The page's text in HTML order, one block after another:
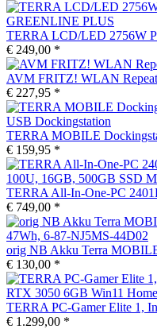
TERRA LCD/LED 2756W
€ 249,00 *
AVM FRITZ! WLAN
€ 227,95 *
TERRA MOBILE
€ 159,95 *
TERRA All-In-One-PC
€ 749,00 *
orig NB Akku Terra
€ 130,00 *
TERRA PC-Gamer Elite 1,
€ 1.299,00 *